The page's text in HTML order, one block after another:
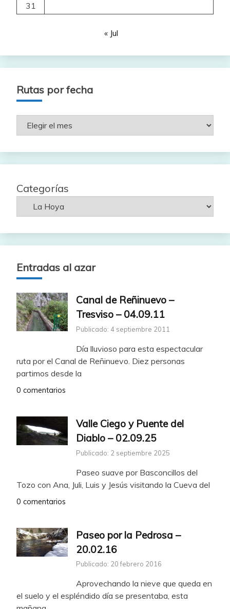
31
« Jul
Rutas por fecha
Rutas
por
Categorías
Entradas al azar
Canal de Reñinuevo –
Tresviso – 04.09.11
Publicado: 4 septiembre 2011
Día lluvioso para esta espectacular
ruta por el Canal de Reñinuevo. Diez personas
partimos desde la
0 comentarios
Valle Ciego y Puente del
Diablo – 02.09.25
Publicado: 2 septiembre 2025
Paseo suave por Basconcillos del
Tozo con Ana, Juli, Luis y Jesús visitando la Cueva del
0 comentarios
Paseo por la Pedrosa –
20.02.16
Publicado: 20 febrero 2016
Aprovechando la nieve que queda en
el suelo y el espléndido día se presentaba, esta